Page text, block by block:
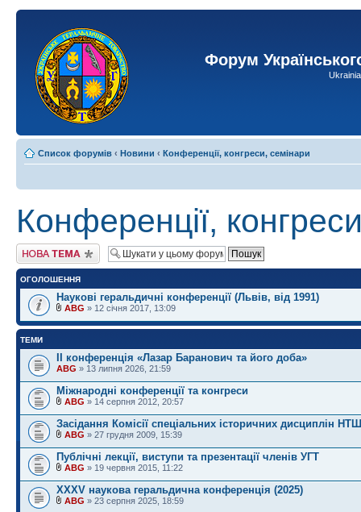
Форум
Список форумів ‹ Новини ‹ Конференції, конгреси, семінари
Конференції,
Створити нову тему
ОГОЛОШЕННЯ
Наукові геральдичні конференції (Львів, від 1991)
ABG » 12 січня 2017, 13:09
ТЕМИ
ІI конференція «Лазар Баранович та його доба»
ABG » 13 липня 2026, 21:59
Міжнародні конференції та конгреси
ABG » 14 серпня 2012, 20:57
Засідання Комісії спеціальних історичних дисциплін НТШ
ABG » 27 грудня 2009, 15:39
Публічні лекції, виступи та презентації членів УГТ
ABG » 19 червня 2015, 11:22
ХХXV наукова геральдична конференція (2025)
ABG » 23 серпня 2025, 18:59